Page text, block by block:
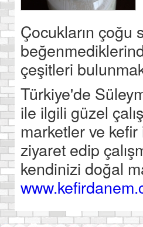
Çocukların çoğu
çeşitleri
Türkiye'de
ile ilgili güzel
marketler ve kefir
ziyaret edip
kendinizi doğal